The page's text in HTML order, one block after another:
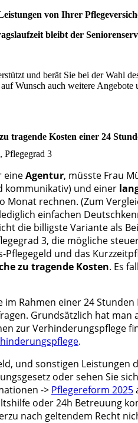
von Ihrer
bleibt der
und berät Sie bei der Wahl
Wunsch auch weitere Angebote
tragende Kosten einer 24
Pflegegrad 3
eineAgentur, müsste Frau
kommunikativ) und einer
Monat rechnen. (Zum
einfachen
die billigste Variante als
3, die mögliche
und das
zu tragende Kosten. Es
im Rahmen einer 24
Grundsätzlich hat
zur Verhinderungspflege
.
und sonstigen Leistungen
oder sehen Sie
-> Pflegereform 2025
oder 24h Betreuung
nach geltendem Recht